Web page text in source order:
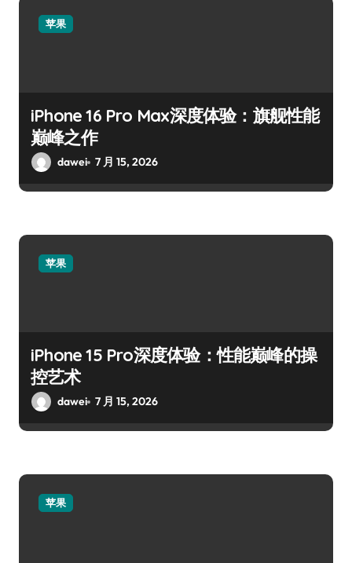
苹果
iPhone 16 Pro Max深度体验：旗舰性能
巅峰之作
dawei 7 月 15, 2026
苹果
iPhone 15 Pro深度体验：性能巅峰的操
控艺术
dawei 7 月 15, 2026
苹果